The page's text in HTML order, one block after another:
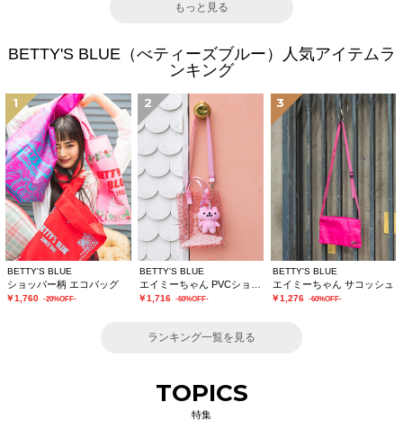
もっと見る
BETTY'S BLUE（べティーズブルー）人気アイテムラ
ンキング
1
BETTY'S BLUE
ショッパー柄 エコバッグ
￥1,760 -20%OFF-
2
BETTY'S BLUE
￥1,716 -60%OFF-
3
BETTY'S BLUE
エイミーちゃん サコッシュ
￥1,276 -60%OFF-
ランキング一覧を見る
TOPICS
特集